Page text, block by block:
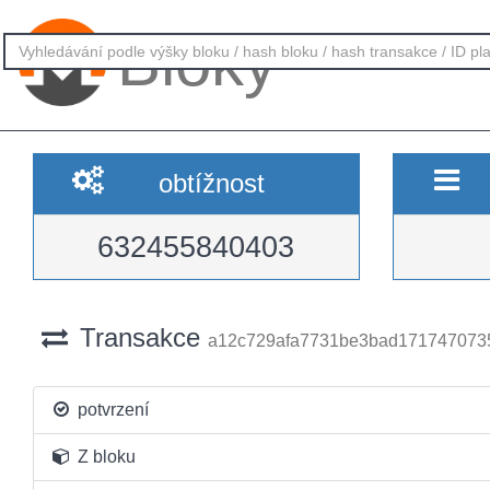
Bloky
obtížnost
632455840403
Transakce
potvrzení
Z bloku